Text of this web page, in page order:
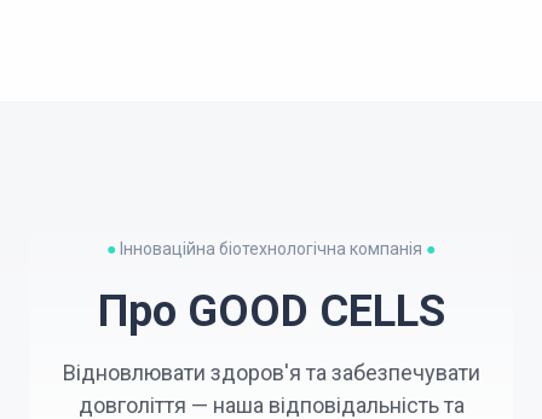
●Інноваційна біотехнологічна компанія ●
Про GOOD CELLS
Відновлювати здоров'я та забезпечувати
довголіття — наша відповідальність та